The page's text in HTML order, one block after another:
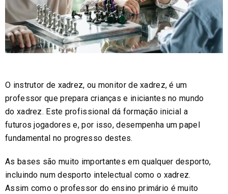
O instrutor de xadrez, ou monitor de xadrez, é um
professor que prepara crianças e iniciantes no mundo
do xadrez. Este profissional dá formação inicial a
futuros jogadores e, por isso, desempenha um papel
fundamental no progresso destes.
As bases são muito importantes em qualquer desporto,
incluindo num desporto intelectual como o xadrez.
Assim como o professor do ensino primário é muito